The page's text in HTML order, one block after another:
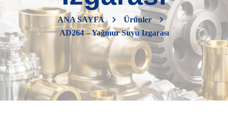
ANA SAYFA
Ürünler
AD264 – Yağmur Suyu Izgarası